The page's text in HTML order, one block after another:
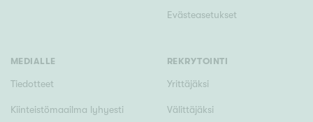
Kunto
Hyvä
Evästeasetukset
MEDIALLE
Tiedotteet
Kiinteistömaailma lyhyesti
REKRYTOINTI
Yrittäjäksi
Välittäjäksi